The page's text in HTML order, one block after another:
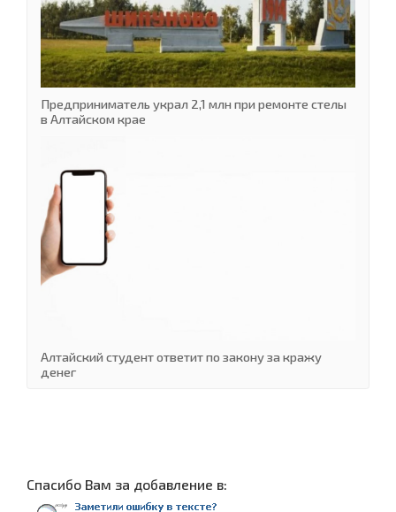
Предприниматель украл 2,1 млн при ремонте стелы
в Алтайском крае
Алтайский студент ответит по закону за кражу
денег
Cпасибо Вам за добавление в: